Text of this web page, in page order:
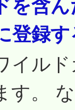
を含
登録
イル
す。